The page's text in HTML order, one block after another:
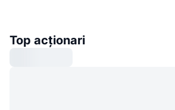
Top acționari